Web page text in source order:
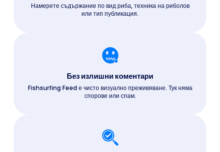
Намерете съдържание по вид риба, техника на риболов
или тип публикация.
Без излишни коментари
Fishsurfing Feed е чисто визуално преживяване. Тук няма
спорове или спам.